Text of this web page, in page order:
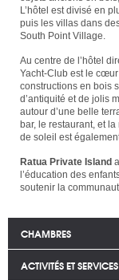
L’hôtel est divisé en
puis les villas dans
South Point Village.
Au centre de l’hôtel
Yacht-Club est le
constructions en bois
d’antiquité et de jolis
autour d’une belle
bar, le restaurant, et
de soleil est
Ratua Private Island
l’éducation des
soutenir la
CHAMBRES
ACTIVITÉS ET SERVICES